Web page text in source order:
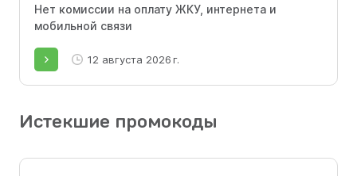
Нет комиссии на оплату ЖКУ, интернета и
мобильной связи
12 августа 2026 г.
Истекшие промокоды